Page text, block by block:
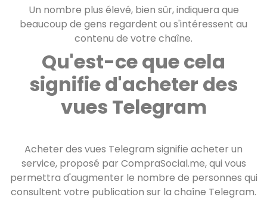
Un nombre plus élevé, bien sûr, indiquera que
beaucoup de gens regardent ou s'intéressent au
contenu de votre chaîne.
Qu'est-ce que cela
signifie d'acheter des
vues Telegram
Acheter des vues Telegram signifie acheter un
service, proposé par CompraSocial.me, qui vous
permettra d'augmenter le nombre de personnes qui
consultent votre publication sur la chaîne Telegram.